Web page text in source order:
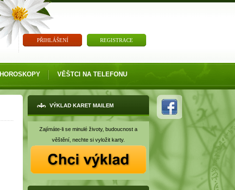
PŘIHLÁŠENÍ REGISTRACE
HOROSKOPY VĚŠTCI NA TELEFONU
VÝKLAD KARET MAILEM
Zajímáte-li se minulé životy, budoucnost a
věštění, nechte si vyložit karty.